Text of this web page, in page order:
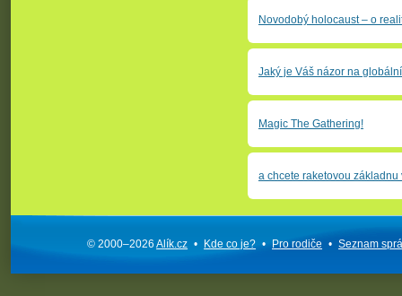
Novodobý holocaust – o
Jaký je Váš názor na
Magic The Gathering!
a chcete raketovou základnu
© 2000–2026Alík.cz • Kde co je? • Pro rodiče • Seznam